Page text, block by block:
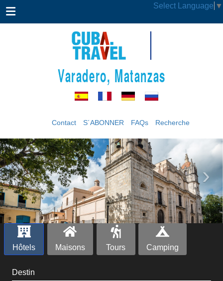
Select Language ▼
Varadero, Matanzas
Contact S´ABONNER FAQs Recherche
‹ ›
Hôtels Maisons Tours Camping
Destin